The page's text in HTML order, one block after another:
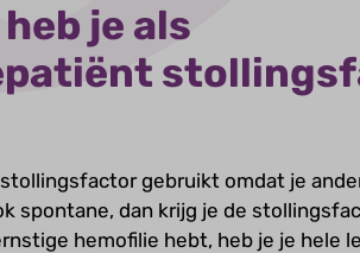
je als
gebruikt omdat je
spontane, dan krijg je de
hemofilie hebt, heb je je hele